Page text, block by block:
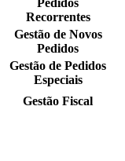
Recorrentes
Gestão de Novos
Pedidos
Gestão de Pedidos
Especiais
Gestão Fiscal